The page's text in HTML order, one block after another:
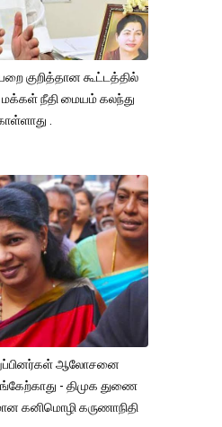
குறித்தான கூட்டத்தில்
மக்கள் நீதி மையம் கலந்து
.
ஆலோசனை
- திமுக துணை
கனிமொழி கருணாநிதி